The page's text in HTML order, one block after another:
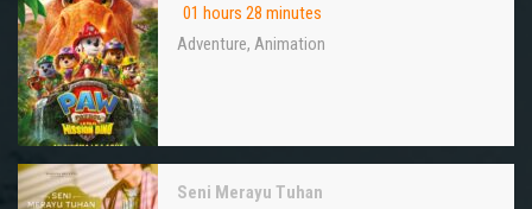
01 hours 28 minutes
Adventure, Animation
Seni Merayu Tuhan